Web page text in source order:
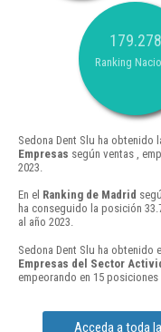
179.278
Ranking
Sedona Dent Slu ha obtenido
Empresas según ventas ,
2023.
En el Ranking de Madrid
ha conseguido la posición
al año 2023.
Sedona Dent Slu ha obtenido
Empresas del Sector
empeorando en 15 posiciones
Acceda a toda